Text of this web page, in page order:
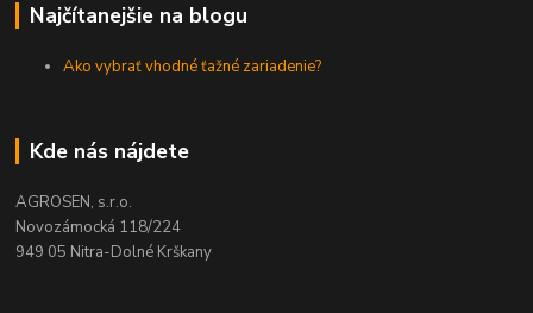
Najčítanejšie na blogu
Ako vybrať vhodné ťažné zariadenie?
Kde nás nájdete
AGROSEN, s.r.o.
Novozámocká 118/224
949 05 Nitra-Dolné Krškany